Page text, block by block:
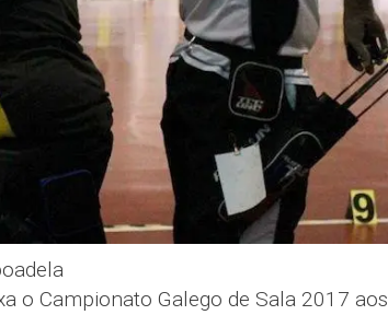
o Campionato Galego de Sala 2017 aos